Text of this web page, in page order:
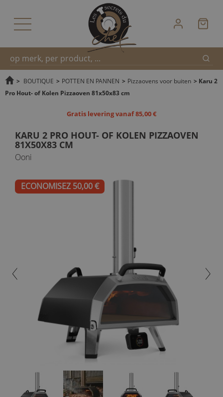
Snel
> BOUTIQUE > POTTEN EN PANNEN > Pizzaovens voor buiten > Karu 2
Pro Hout- of Kolen Pizzaoven 81x50x83 cm
Gratis levering vanaf 85,00 €
KARU 2 PRO HOUT- OF KOLEN PIZZAOVEN
81X50X83 CM
Ooni
ECONOMISEZ 50,00 €